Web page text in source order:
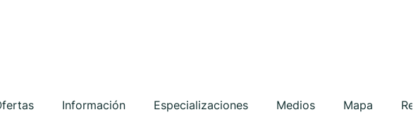
Información Especializaciones Medios Mapa